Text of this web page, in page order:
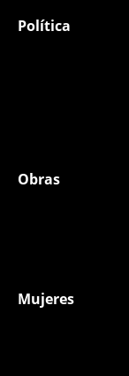
Política
Obras
Mujeres